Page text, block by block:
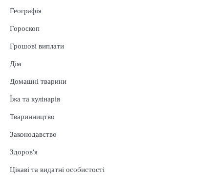
Географія
Гороскоп
Грошові виплати
Дім
Домашні тварини
Їжа та кулінарія
Тваринництво
Законодавство
Здоров’я
Цікаві та видатні особистості